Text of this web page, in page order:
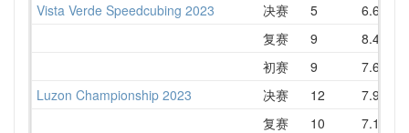
Vista Verde Speedcubing 2023
决赛 5
6.61
复赛
9
8.46
初赛
9
7.63
Luzon Championship 2023
决赛 12 7.95
复赛
10
7.19